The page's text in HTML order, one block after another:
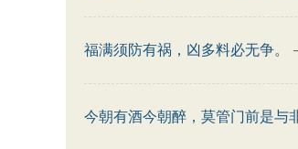
福满须防有祸，凶多料必无争。
今朝有酒今朝醉，莫管门前是与